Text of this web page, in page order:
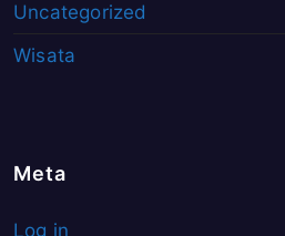
Uncategorized
Wisata
Meta
Log in